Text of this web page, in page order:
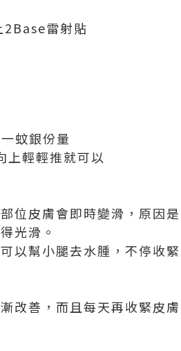
2Base雷射貼
蚊銀份量
上輕輕推就可以
位皮膚會即時變滑， 原因是
光滑。
以幫小腿去水腫 ， 不停收
改善 ， 而且每天再收緊皮